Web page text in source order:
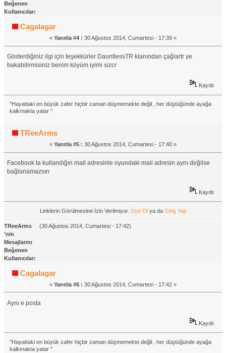
Beğenen
Kullanıcılar:
Cagalagar
« Yanıtla #4 : 30 Ağustos 2014, Cumartesi - 17:39 »
Gösterdiğiniz ilgi için teşekkürler DauntlessTR klanından çağlartr ye
bakabilirmisiniz benim köyüm iyimi sizcr
Kayıtlı
"Hayattaki en büyük zafer hiçbir zaman düşmemekte değil , her düştüğünde ayağa
kalkmakta yatar "
TReeArms
« Yanıtla #5 : 30 Ağustos 2014, Cumartesi - 17:40 »
Facebook ta kullandığın mail adresinle oyundaki mail adresin aynı değilse
bağlanamazsın
Kayıtlı
Linklerin Görülmesine İzin Verilmiyor. Üye Olya da Giriş Yap
TReeArms
'nin
Mesajlarını
Beğenen
Kullanıcılar:
(30 Ağustos 2014, Cumartesi - 17:42)
Cagalagar
« Yanıtla #6 : 30 Ağustos 2014, Cumartesi - 17:42 »
Aynı e posta
Kayıtlı
"Hayattaki en büyük zafer hiçbir zaman düşmemekte değil , her düştüğünde ayağa
kalkmakta yatar "